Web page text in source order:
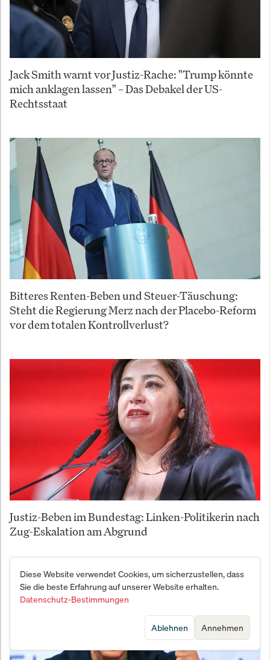
Jack Smith warnt vor Justiz-Rache: "Trump könnte
mich anklagen lassen" – Das Debakel der US-
Rechtsstaat
Bitteres Renten-Beben und Steuer-Täuschung:
Steht die Regierung Merz nach der Placebo-Reform
vor dem totalen Kontrollverlust?
Justiz-Beben im Bundestag: Linken-Politikerin nach
Zug-Eskalation am Abgrund
Diese Website verwendet Cookies, um sicherzustellen, dass
Sie die beste Erfahrung auf unserer Website erhalten.
Datenschutz-Bestimmungen
Annehmen
Ablehnen